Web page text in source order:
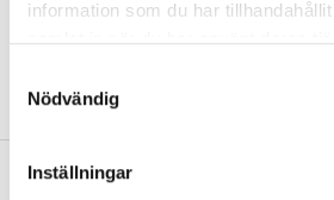
information som du har
samlat in när du har använt deras
Nödvändig
Inställningar
DEBATT ”Ska jag som förskollärare duka,
damma, snygga upp i hallen, svara i telefon
med barnen?”
”Vad säger det om